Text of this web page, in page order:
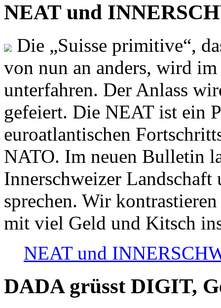
NEAT und
Die „Suisse primitive“,
von nun an anders, wird
unterfahren. Der Anlass
gefeiert. Die NEAT ist ein
euroatlantischen
NATO. Im neuen Bulletin
Innerschweizer
sprechen. Wir
mit viel Geld und Kitsch
NEAT und
DADA grüsst DIGIT,